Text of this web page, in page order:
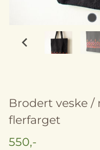
Brodert veske /
flerfarget
550,-